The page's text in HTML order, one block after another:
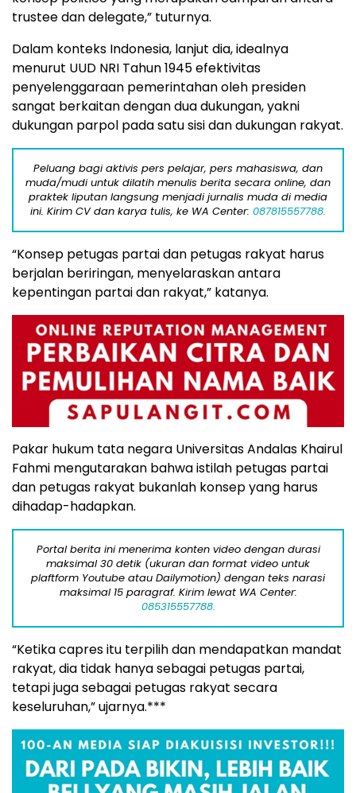
trustee dan delegate,” tuturnya.
Dalam konteks Indonesia, lanjut dia, idealnya
menurut UUD NRI Tahun 1945 efektivitas
penyelenggaraan pemerintahan oleh presiden
sangat berkaitan dengan dua dukungan, yakni
dukungan parpol pada satu sisi dan dukungan rakyat.
Peluang bagi aktivis pers pelajar, pers mahasiswa, dan
muda/mudi untuk dilatih menulis berita secara online, dan
praktek liputan langsung menjadi jurnalis muda di media
ini. Kirim CV dan karya tulis, ke WA Center: 087815557788.
“Konsep petugas partai dan petugas rakyat harus
berjalan beriringan, menyelaraskan antara
kepentingan partai dan rakyat,” katanya.
Pakar hukum tata negara Universitas Andalas Khairul
Fahmi mengutarakan bahwa istilah petugas partai
dan petugas rakyat bukanlah konsep yang harus
dihadap-hadapkan.
Portal berita ini menerima konten video dengan durasi
maksimal 30 detik (ukuran dan format video untuk
plaftform Youtube atau Dailymotion) dengan teks narasi
maksimal 15 paragraf. Kirim lewat WA Center:
085315557788.
“Ketika capres itu terpilih dan mendapatkan mandat
rakyat, dia tidak hanya sebagai petugas partai,
tetapi juga sebagai petugas rakyat secara
keseluruhan,” ujarnya.***